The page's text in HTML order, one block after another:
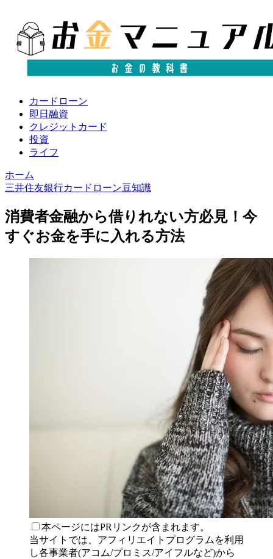
カードローン
即日融資
クレジットカード
投資
ライフ
ホーム
三井住友銀行カードローン豆知識
消費者金融から借りれない方必見！今
すぐお金を手に入れる方法
本ページにはPRリンクが含まれます。
当サイトでは、アフィリエイトプログラムを利用
し各事業者(アコム/プロミス/アイフルなど)から